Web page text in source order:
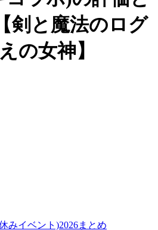
剣と魔法のログ
の女神】
みイベント)2026まとめ